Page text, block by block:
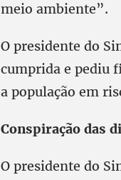
meio ambiente”.
O presidente do
cumprida e pediu
a população em
Conspiração das
O presidente do